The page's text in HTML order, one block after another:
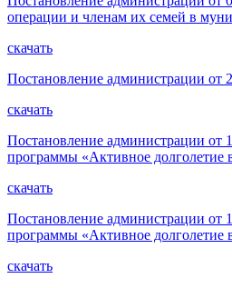
операции и членам их семей в
скачать
Постановление администрации от
скачать
Постановление администрации от
программы «Активное долголетие
скачать
Постановление администрации от
программы «Активное долголетие
скачать